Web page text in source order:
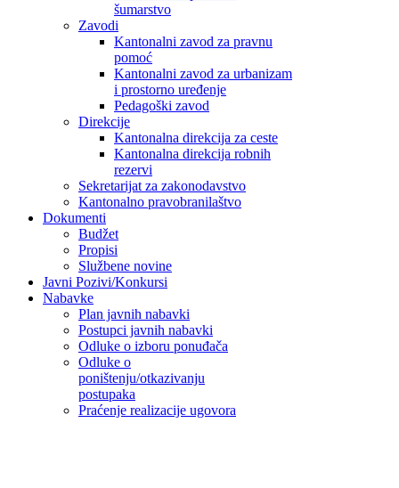
šumarstvo
Zavodi
Kantonalni zavod za pravnu
pomoć
Kantonalni zavod za urbanizam
i prostorno uređenje
Pedagoški zavod
Direkcije
Kantonalna direkcija za ceste
Kantonalna direkcija robnih
rezervi
Sekretarijat za zakonodavstvo
Kantonalno pravobranilaštvo
Dokumenti
Budžet
Propisi
Službene novine
Javni Pozivi/Konkursi
Nabavke
Plan javnih nabavki
Postupci javnih nabavki
Odluke o izboru ponuđača
Odluke o
poništenju/otkazivanju
postupaka
Praćenje realizacije ugovora